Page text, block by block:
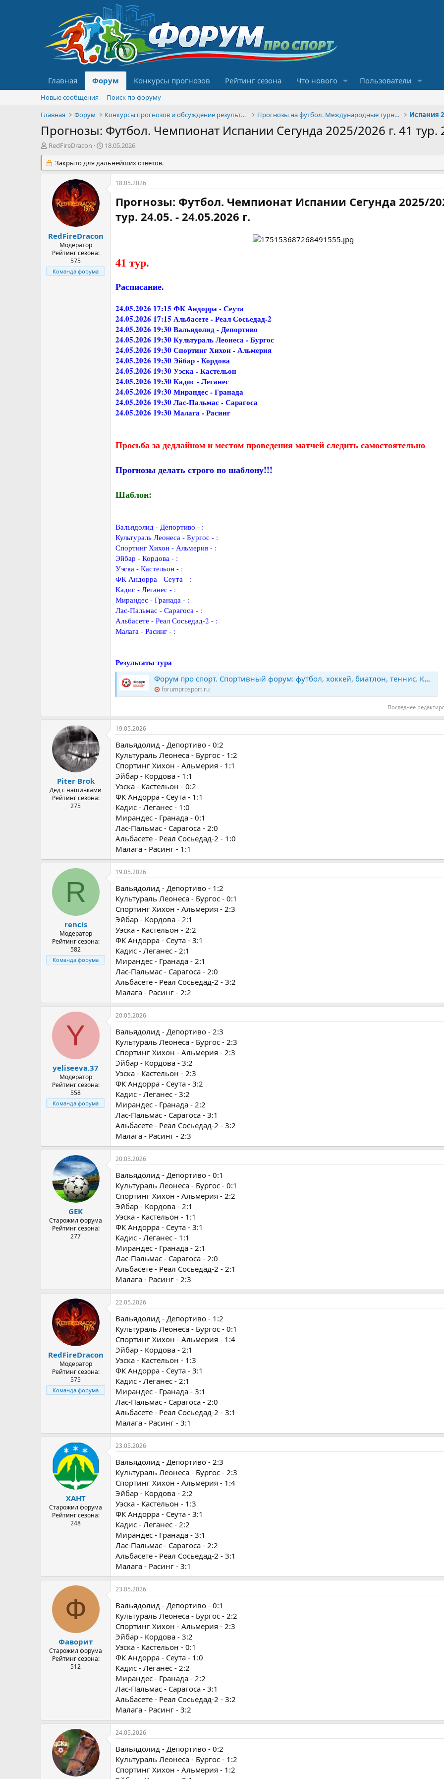
Главная Форум Конкурсы прогнозов Рейтинг сезона Что нового Пользователи
Новые сообщения
Поиск по форуму
Главная
Форум Конкурсы прогнозов и обсуждение результатов Прогнозы на футбол. Международные турниры Испания 2
Прогнозы: Футбол. Чемпионат Испании Сегунда 2025/2026 г. 41 тур.
А
т
о
м
RedFireDracon
Д
т
а
а
18.05.2026
Закрыто для дальнейших ответов.
RedFireDracon
Модератор
Рейтинг сезона:
575
Команда форума
18.05.2026
Прогнозы: Футбол. Чемпионат Испании Сегунда 2025/
тур. 24.05. - 24.05.2026 г.
41 тур.
Расписание.
24.05.2026 17:15 ФК Андорра - Сеута
24.05.2026 17:15 Альбасете - Реал Сосьедад-2
24.05.2026 19:30 Вальядолид - Депортиво
24.05.2026 19:30 Культураль Леонеса - Бургос
24.05.2026 19:30 Спортинг Хихон - Альмерия
24.05.2026 19:30 Эйбар - Кордова
24.05.2026 19:30 Уэска - Кастельон
24.05.2026 19:30 Кадис - Леганес
24.05.2026 19:30 Мирандес - Гранада
24.05.2026 19:30 Лас-Пальмас - Сарагоса
24.05.2026 19:30 Малага - Расинг
Просьба за дедлайном и местом проведения матчей следить самостоятельно
Прогнозы делать строго по шаблону!!!
Шаблон:
Вальядолид - Депортиво - :
Культураль Леонеса - Бургос - :
Спортинг Хихон - Альмерия - :
Эйбар - Кордова - :
Уэска - Кастельон - :
ФК Андорра - Сеута - :
Кадис - Леганес - :
Мирандес - Гранада - :
Лас-Пальмас - Сарагоса - :
Альбасете - Реал Сосьедад-2 - :
Малага - Расинг - :
Результаты тура
Форум про спорт. Спортивный форум: футбол, хоккей, биатлон, теннис. Конкурс прогнозов
forumprosport.ru
Последнее
Piter Brok
Дед с нашивками
Рейтинг сезона:
275
19.05.2026
Вальядолид - Депортиво - 0:2
Культураль Леонеса - Бургос - 1:2
Спортинг Хихон - Альмерия - 1:1
Эйбар - Кордова - 1:1
Уэска - Кастельон - 0:2
ФК Андорра - Сеута - 1:1
Кадис - Леганес - 1:0
Мирандес - Гранада - 0:1
Лас-Пальмас - Сарагоса - 2:0
Альбасете - Реал Сосьедад-2 - 1:0
Малага - Расинг - 1:1
R
rencis
Модератор
Рейтинг сезона:
582
Команда форума
19.05.2026
Вальядолид - Депортиво - 1:2
Культураль Леонеса - Бургос - 0:1
Спортинг Хихон - Альмерия - 2:3
Эйбар - Кордова - 2:1
Уэска - Кастельон - 2:2
ФК Андорра - Сеута - 3:1
Кадис - Леганес - 2:1
Мирандес - Гранада - 2:1
Лас-Пальмас - Сарагоса - 2:0
Альбасете - Реал Сосьедад-2 - 3:2
Малага - Расинг - 2:2
Y
yeliseeva.37
Модератор
Рейтинг сезона:
558
Команда форума
20.05.2026
Вальядолид - Депортиво - 2:3
Культураль Леонеса - Бургос - 2:3
Спортинг Хихон - Альмерия - 2:3
Эйбар - Кордова - 3:2
Уэска - Кастельон - 2:3
ФК Андорра - Сеута - 3:2
Кадис - Леганес - 3:2
Мирандес - Гранада - 2:2
Лас-Пальмас - Сарагоса - 3:1
Альбасете - Реал Сосьедад-2 - 3:2
Малага - Расинг - 2:3
GEK
Старожил форума
Рейтинг сезона:
277
20.05.2026
Вальядолид - Депортиво - 0:1
Культураль Леонеса - Бургос - 0:1
Спортинг Хихон - Альмерия - 2:2
Эйбар - Кордова - 2:1
Уэска - Кастельон - 1:1
ФК Андорра - Сеута - 3:1
Кадис - Леганес - 1:1
Мирандес - Гранада - 2:1
Лас-Пальмас - Сарагоса - 2:0
Альбасете - Реал Сосьедад-2 - 2:1
Малага - Расинг - 2:3
RedFireDracon
Модератор
Рейтинг сезона:
575
Команда форума
22.05.2026
Вальядолид - Депортиво - 1:2
Культураль Леонеса - Бургос - 0:1
Спортинг Хихон - Альмерия - 1:4
Эйбар - Кордова - 2:1
Уэска - Кастельон - 1:3
ФК Андорра - Сеута - 3:1
Кадис - Леганес - 2:1
Мирандес - Гранада - 3:1
Лас-Пальмас - Сарагоса - 2:0
Альбасете - Реал Сосьедад-2 - 3:1
Малага - Расинг - 3:1
ХАНТ
Старожил форума
Рейтинг сезона:
248
23.05.2026
Вальядолид - Депортиво - 2:3
Культураль Леонеса - Бургос - 2:3
Спортинг Хихон - Альмерия - 1:4
Эйбар - Кордова - 2:2
Уэска - Кастельон - 1:3
ФК Андорра - Сеута - 3:1
Кадис - Леганес - 2:2
Мирандес - Гранада - 3:1
Лас-Пальмас - Сарагоса - 2:2
Альбасете - Реал Сосьедад-2 - 3:1
Малага - Расинг - 3:1
Ф
Фаворит
Старожил форума
Рейтинг сезона:
512
23.05.2026
Вальядолид - Депортиво - 0:1
Культураль Леонеса - Бургос - 2:2
Спортинг Хихон - Альмерия - 2:3
Эйбар - Кордова - 3:2
Уэска - Кастельон - 0:1
ФК Андорра - Сеута - 1:0
Кадис - Леганес - 2:2
Мирандес - Гранада - 2:2
Лас-Пальмас - Сарагоса - 3:1
Альбасете - Реал Сосьедад-2 - 3:2
Малага - Расинг - 3:2
24.05.2026
Вальядолид - Депортиво - 0:2
Культураль Леонеса - Бургос - 1:2
Спортинг Хихон - Альмерия - 1:2